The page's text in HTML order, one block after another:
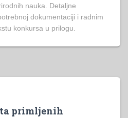
nauka. Detaljne
dokumentaciji i radnim
konkursa u prilogu.
primljenih